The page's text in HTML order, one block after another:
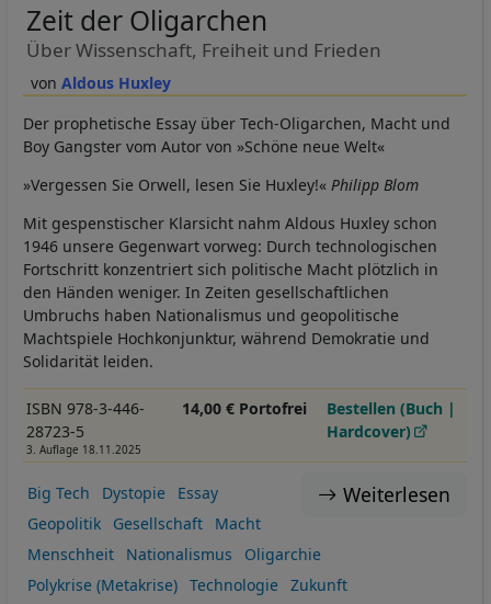
Aldous Huxley
Zeit der Oligarchen
Über Wissenschaft, Freiheit und Frieden
Der prophetische Essay über Tech-Oligarchen, Macht und
Boy Gangster vom Autor von »Schöne neue Welt«
»Vergessen Sie Orwell, lesen Sie Huxley!« Philipp Blom
Mit gespenstischer Klarsicht nahm Aldous Huxley schon
1946 unsere Gegenwart vorweg: Durch technologischen
Fortschritt konzentriert sich politische Macht plötzlich in
den Händen weniger. In Zeiten gesellschaftlichen
Umbruchs haben Nationalismus und geopolitische
Machtspiele Hochkonjunktur, während Demokratie und
Solidarität leiden.
ISBN 978-3-446-
28723-5
3. Auflage 18.11.2025
14,00 € Portofrei
Bestellen (Buch |
Hardcover)
Weiterlesen
Big Tech Dystopie
Essay
Geopolitik
Gesellschaft
Macht
Menschheit
Nationalismus
Oligarchie
Polykrise (Metakrise)
Technologie
Zukunft